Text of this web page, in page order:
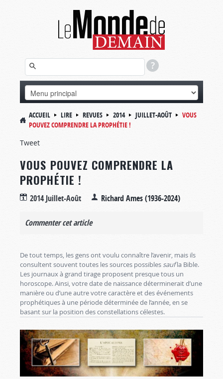
ACCUEIL LIRE REVUES 2014 JUILLET-AOÛT
VOUS
POUVEZ COMPRENDRE LA PROPHÉTIE !
Tweet
VOUS POUVEZ COMPRENDRE LA
PROPHÉTIE !
2014 Juillet-Août Richard Ames (1936-2024)
Commenter cet article
De tout temps, les gens ont voulu connaître l’avenir, mais ils
consultent souvent toutes les sources possibles saufla Bible.
Les journaux à grand tirage proposent presque tous un
horoscope. Ainsi, votre date de naissance déterminerait d’une
manière ou d’une autre votre caractère et des événements
prophétiques à une période déterminée de l’année, en se
basant sur la position des constellations célestes.